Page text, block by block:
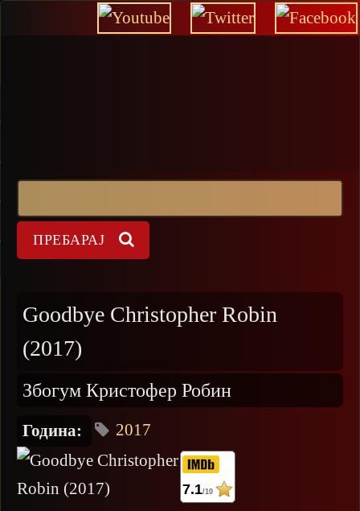
Goodbye Christopher Robin
(2017)
Збогум Кристофер Робин
Година: 2017
7.1/10